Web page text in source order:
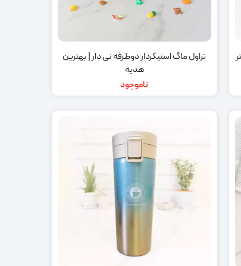
تراول ماگ استیکردار دوطرفه نی دار | بهترین
هدیه
ناموجود